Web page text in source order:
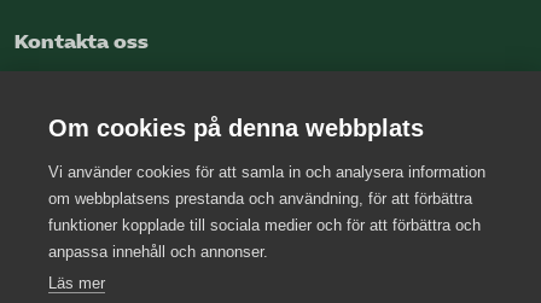
Mina sidor
Bli medlem
Logga in på Arbetsgivarguiden
Kontakta oss
Press
Arbetsgivarjouren
Om cookies på denna webbplats
Vi använder cookies för att samla in och analysera information
om webbplatsens prestanda och användning, för att förbättra
funktioner kopplade till sociala medier och för att förbättra och
anpassa innehåll och annonser.
Läs mer